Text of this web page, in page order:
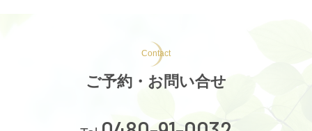
Contact
ご予約・お問い合せ